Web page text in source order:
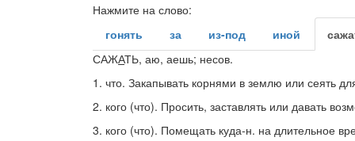
Нажмите на слово:
гонять
за из-под иной
САЖАТЬ, аю, аешь; несов.
1. что. Закапывать корнями в землю или сеять
2. кого (что). Просить, заставлять или давать
3. кого (что). Помещать куда-н. на длительное